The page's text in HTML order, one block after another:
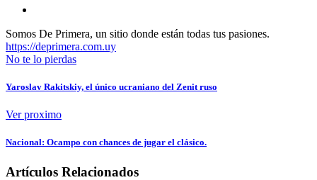
Somos De Primera, un sitio donde están todas tus pasiones.
https://deprimera.com.uy
No te lo pierdas
Yaroslav Rakitskiy, el único ucraniano del Zenit ruso
Ver proximo
Nacional: Ocampo con chances de jugar el clásico.
Artículos Relacionados